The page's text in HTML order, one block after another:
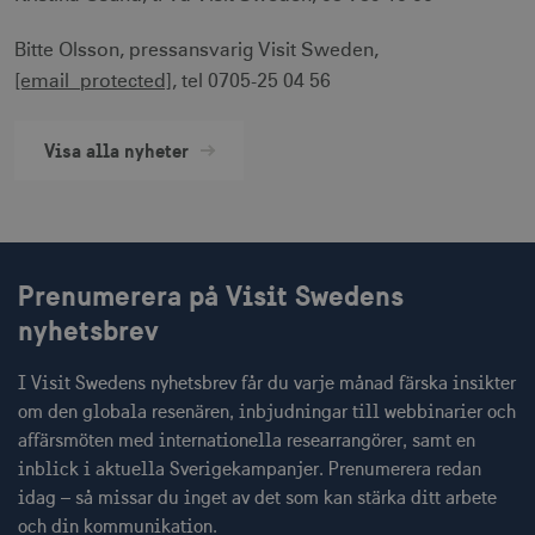
Bitte Olsson, pressansvarig Visit Sweden,
[email protected] , tel 0705-25 04 56
Visa alla nyheter
Prenumerera på Visit Swedens
nyhetsbrev
I Visit Swedens nyhetsbrev får du varje månad färska insikter
om den globala resenären, inbjudningar till webbinarier och
affärsmöten med internationella researrangörer, samt en
inblick i aktuella Sverigekampanjer. Prenumerera redan
idag – så missar du inget av det som kan stärka ditt arbete
och din kommunikation.
Namn
Leverantör / Domän
CookieScriptConsent
CookieScript
corporate.visitsweden.com
1 månad